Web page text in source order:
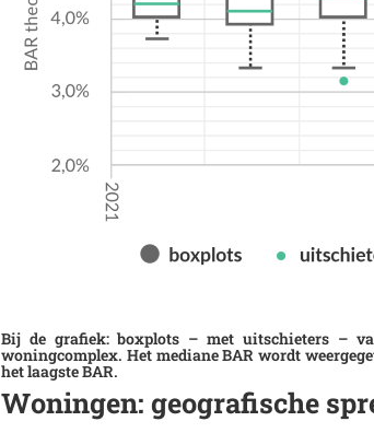
Bij de grafiek: boxplots – met uitschieters –
woningcomplex. Het mediane BAR wordt
het laagste BAR.
Woningen: geografische